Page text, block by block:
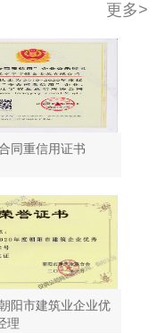
更多>
同重信用证书
阳市建筑业企业优
理